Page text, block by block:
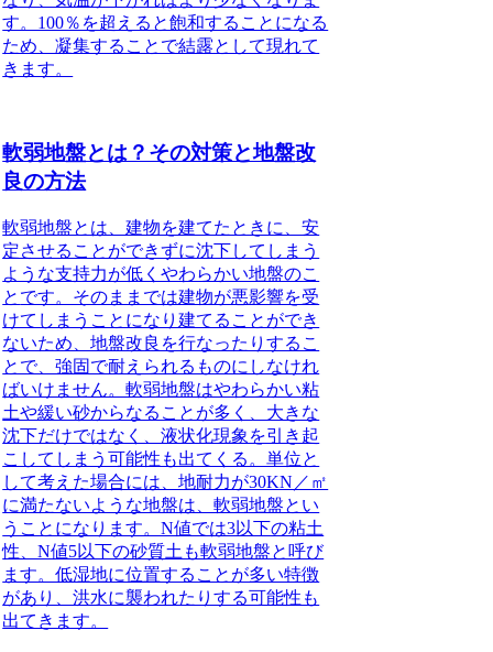
す。100％を超えると飽和することになる
ため、凝集することで結露として現れて
きます。
軟弱地盤とは？その対策と地盤改
良の方法
軟弱地盤とは、建物を建てたときに、安
定させることができずに沈下してしまう
ような支持力が低くやわらかい地盤のこ
と です。そのままでは建物が悪影響を受
けてしまうことになり建てることができ
ないため、地盤改良を行なったりするこ
とで、強固で耐えられるものにしなけれ
ばいけません。軟弱地盤はやわらかい粘
土や緩い砂からなることが多く、大きな
沈下だけではなく、液状化現象を引き起
こしてしまう可能性も出てくる。単位と
して考えた場合には、地耐力が30KN／㎡
に満たないような地盤は、軟弱地盤とい
うことになります。N値では3以下の粘土
性、N値5以下の砂質土も軟弱地盤と呼び
ます。低湿地に位置することが多い特徴
があり、洪水に襲われたりする可能性も
出てきます。